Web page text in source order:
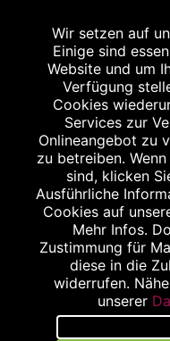
Abgabe in haushaltsüblichen
und Satzfehler keine Haftung.
Zu Risiken und
Sie Ihren Arzt oder Apotheker.
Angabe nach der deutschen
(AEP). Der AEP ist keine
AEP ist ein von den Apotheken
Arzneimittel. Er entspricht in
Abgabepreis, zu dem eine
unter 12 Jahren) das Produkt
abrechnet. Der AEP ist der
Kostenübernahme durch die
Zwangsrabattes (zur Zeit 5%)
Unverbindliche
Wir setzen auf
Einige sind
Website und um
Verfügung
Cookies
Services zur
Onlineangebot zu
zu betreiben.
sind, klicken
Ausführliche
Cookies auf
Mehr Infos.
Zustimmung für
diese in die
widerrufen.
unserer